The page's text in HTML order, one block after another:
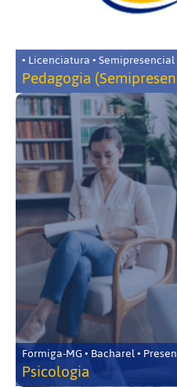
• Licenciatura • Semipresencial
Pedagogia
Formiga-MG • Bacharel •
Psicologia